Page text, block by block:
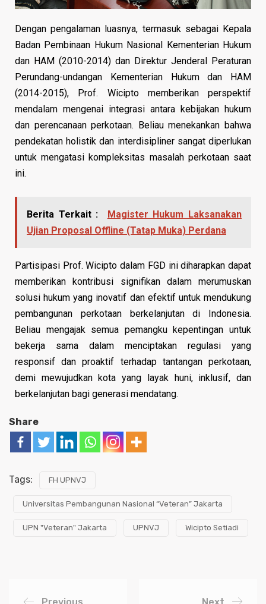
Dengan pengalaman luasnya, termasuk sebagai Kepala
Badan Pembinaan Hukum Nasional Kementerian Hukum
dan HAM (2010-2014) dan Direktur Jenderal Peraturan
Perundang-undangan Kementerian Hukum dan HAM
(2014-2015), Prof. Wicipto memberikan perspektif
mendalam mengenai integrasi antara kebijakan hukum
dan perencanaan perkotaan. Beliau menekankan bahwa
pendekatan holistik dan interdisipliner sangat diperlukan
untuk mengatasi kompleksitas masalah perkotaan saat
ini.
Berita Terkait :
Magister Hukum Laksanakan
Ujian Proposal Offline (Tatap Muka) Perdana
Partisipasi Prof. Wicipto dalam FGD ini diharapkan dapat
memberikan kontribusi signifikan dalam merumuskan
solusi hukum yang inovatif dan efektif untuk mendukung
pembangunan perkotaan berkelanjutan di Indonesia.
Beliau mengajak semua pemangku kepentingan untuk
bekerja sama dalam menciptakan regulasi yang
responsif dan proaktif terhadap tantangan perkotaan,
demi mewujudkan kota yang layak huni, inklusif, dan
berkelanjutan bagi generasi mendatang.
Share
Tags: FH UPNVJ
Universitas Pembangunan Nasional “Veteran” Jakarta
UPN "Veteran" Jakarta UPNVJ Wicipto Setiadi
Previous Next